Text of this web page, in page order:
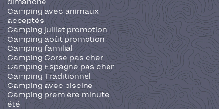
dimanche
Camping avec animaux
acceptés
Camping juillet promotion
Camping août promotion
Camping familial
Camping Corse pas cher
Camping Espagne pas cher
Camping Traditionnel
Camping avec piscine
Camping première minute
été